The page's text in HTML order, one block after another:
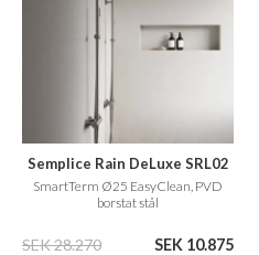
Semplice Rain DeLuxe SRL02
SmartTerm Ø25 EasyClean, PVD
borstat stål
SEK 28.270 SEK 10.875